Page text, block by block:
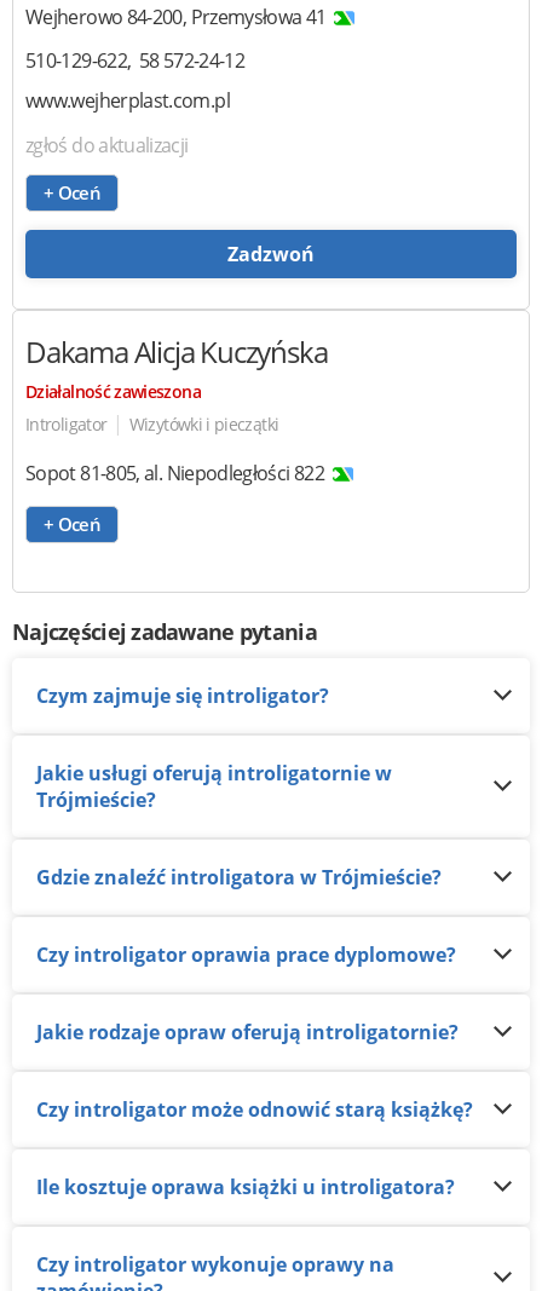
Wejherowo84-200, Przemysłowa 41
510-129-622 58 572-24-12
www.wejherplast.com.pl
zgłoś do aktualizacji
+ Oceń
Zadzwoń
DakamaAlicja Kuczyńska
Działalność zawieszona
Introligator | Wizytówki i pieczątki
Sopot81-805,al. Niepodległości 822
+ Oceń
Najczęściej zadawane pytania
Czym zajmuje się introligator?
Jakie usługi oferują introligatornie w
Trójmieście?
Gdzie znaleźć introligatora w Trójmieście?
Czy introligator oprawia prace dyplomowe?
Jakie rodzaje opraw oferują introligatornie?
Czy introligator może odnowić starą książkę?
Ile kosztuje oprawa książki u introligatora?
Czy introligator wykonuje oprawy na